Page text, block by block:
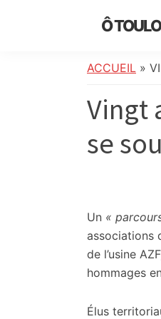
Ô
de
toulousaine
info
locale,
météo,
faits
ACCUEIL »
Vingt
se
Un «
associations
de l’usine
hommages
Élus